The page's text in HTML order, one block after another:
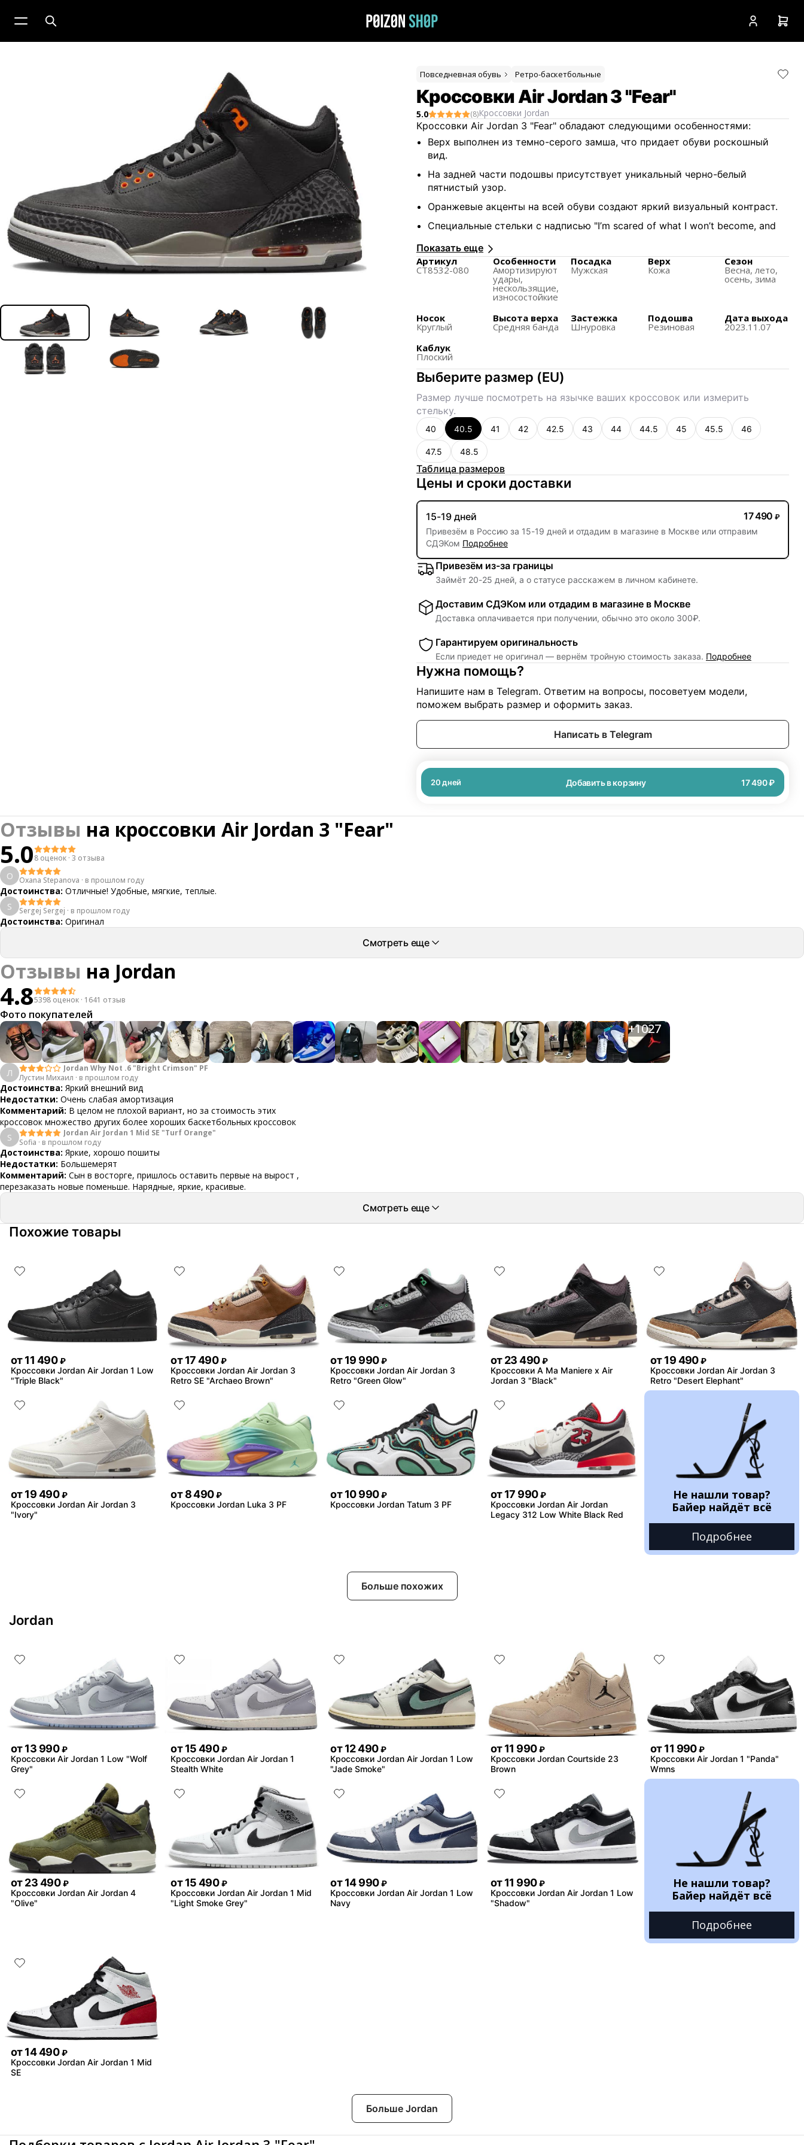
Повседневная обувь Ретро-баскетбольные
Кроссовки Air Jordan 3 "Fear"
5.0 (8)Кроссовки Jordan
Кроссовки Air Jordan 3 "Fear" обладают следующими особенностями:
Верх выполнен из темно-серого замша, что придает обуви роскошный
вид.
На задней части подошвы присутствует уникальный черно-белый
пятнистый узор.
Оранжевые акценты на всей обуви создают яркий визуальный контраст.
Специальные стельки с надписью "I’m scared of what I won’t become, and
дизайну.
Элефантовый принт присутствует на носке и пятке обуви, что является
классическим элементом дизайна Air Jordan 3.
Внешний вид обуви остается верным оригинальному дизайну 2013 года,
сохраняя основные цвета и детали.
Кроссовки доступны в полном размерном ряду для всей семьи, что
делает их доступными для взрослых и детей.
Показать еще
Артикул
CT8532-080
Особенности
Амортизируют
удары,
нескользящиe,
износостойкие
Посадка
Мужская
Верх
Кожа
Сезон
Весна, лето,
осень, зима
Носок
Круглый
Высота верха
Средняя банда
Застежка
Шнуровка
Подошва
Резиновая
Дата выхода
2023.11.07
Каблук
Плоский
Выберите размер (EU)
Размер лучше посмотреть на язычке ваших кроссовок или измерить
стельку.
40 40.5 41 42 42.5 43 44 44.5 45 45.5 46
47.5 48.5
Таблица размеров
Цены и сроки доставки
15-19 дней 17 490 ₽
Привезём в Россию за 15-19 дней и отдадим в магазине в Москве или отправим
СДЭКом Подробнее
Привезём из-за границы
Займёт 20-25 дней, а о статусе расскажем в личном кабинете.
Доставим СДЭКом или отдадим в магазине в Москве
Доставка оплачивается при получении, обычно это около 300₽.
Гарантируем оригинальность
Если приедет не оригинал — вернём тройную стоимость заказа. Подробнее
Нужна помощь?
Напишите нам в Telegram. Ответим на вопросы, посоветуем модели,
поможем выбрать размер и оформить заказ.
Написать в Telegram
20дней Добавить в корзину 17 490 ₽
Отзывы на кроссовки Air Jordan 3 "Fear"
5.08 оценок · 3 отзыва
O Oxana Stepanova · в прошлом году
Достоинства: Отличные! Удобные, мягкие, теплые.
S
Sergej Sergej · в прошлом году
Достоинства: Оригинал
Смотреть еще
Отзывы на Jordan
4.85398 оценок · 1641 отзыв
Фото покупателей
+1027
Л
Jordan Why Not .6 "Bright Crimson" PF
Лустин Михаил · в прошлом году
Достоинства: Яркий внешний вид
Недостатки: Очень слабая амортизация
Комментарий: В целом не плохой вариант, но за стоимость этих
кроссовок множество других более хороших баскетбольных кроссовок
S
Jordan Air Jordan 1 Mid SE "Turf Orange"
Sofia · в прошлом году
Достоинства: Яркие, хорошо пошиты
Недостатки: Большемерят
Комментарий: Сын в восторге, пришлось оставить первые на вырост ,
перезаказать новые поменьше. Нарядные, яркие, красивые.
Смотреть еще
Похожие товары
от11 490 ₽
Кроссовки Jordan Air Jordan 1 Low
"Triple Black"
от 17 490 ₽
Кроссовки Jordan Air Jordan 3
Retro SE "Archaeo Brown"
от 19 990 ₽
Кроссовки Jordan Air Jordan 3
Retro "Green Glow"
от 23 490 ₽
Кроссовки A Ma Maniere x Air
Jordan 3 "Black"
от 19 490 ₽
Кроссовки Jordan Air Jordan 3
Retro "Desert Elephant"
от19 490 ₽
Кроссовки Jordan Air Jordan 3
"Ivory"
от 8 490 ₽
Кроссовки Jordan Luka 3 PF
от 10 990 ₽
Кроссовки Jordan Tatum 3 PF
от 17 990 ₽
Кроссовки Jordan Air Jordan
Legacy 312 Low White Black Red
Не нашли товар?
Байер найдёт всё
Подробнее
Больше похожих
Jordan
от13 990 ₽
Кроссовки Air Jordan 1 Low "Wolf
Grey"
от 15 490 ₽
Кроссовки Jordan Air Jordan 1
Stealth White
от 12 490 ₽
Кроссовки Jordan Air Jordan 1 Low
"Jade Smoke"
от 11 990 ₽
Кроссовки Jordan Courtside 23
Brown
от 11 990 ₽
Кроссовки Air Jordan 1 "Panda"
Wmns
от23 490 ₽
Кроссовки Jordan Air Jordan 4
"Olive"
от 15 490 ₽
Кроссовки Jordan Air Jordan 1 Mid
"Light Smoke Grey"
от 14 990 ₽
Кроссовки Jordan Air Jordan 1 Low
Navy
от 11 990 ₽
Кроссовки Jordan Air Jordan 1 Low
"Shadow"
Не нашли товар?
Байер найдёт всё
Подробнее
от14 490 ₽
Кроссовки Jordan Air Jordan 1 Mid
SE
Больше Jordan